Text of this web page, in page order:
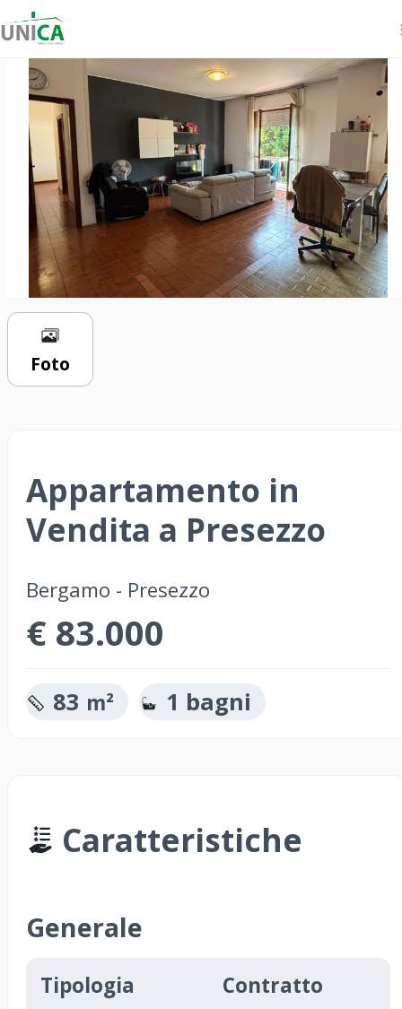
€ 83.000
3 locali
Foto
Appartamento in
Vendita a Presezzo
Bergamo - Presezzo
€ 83.000
83 m² 1 bagni
Caratteristiche
Generale
Tipologia
Contratto